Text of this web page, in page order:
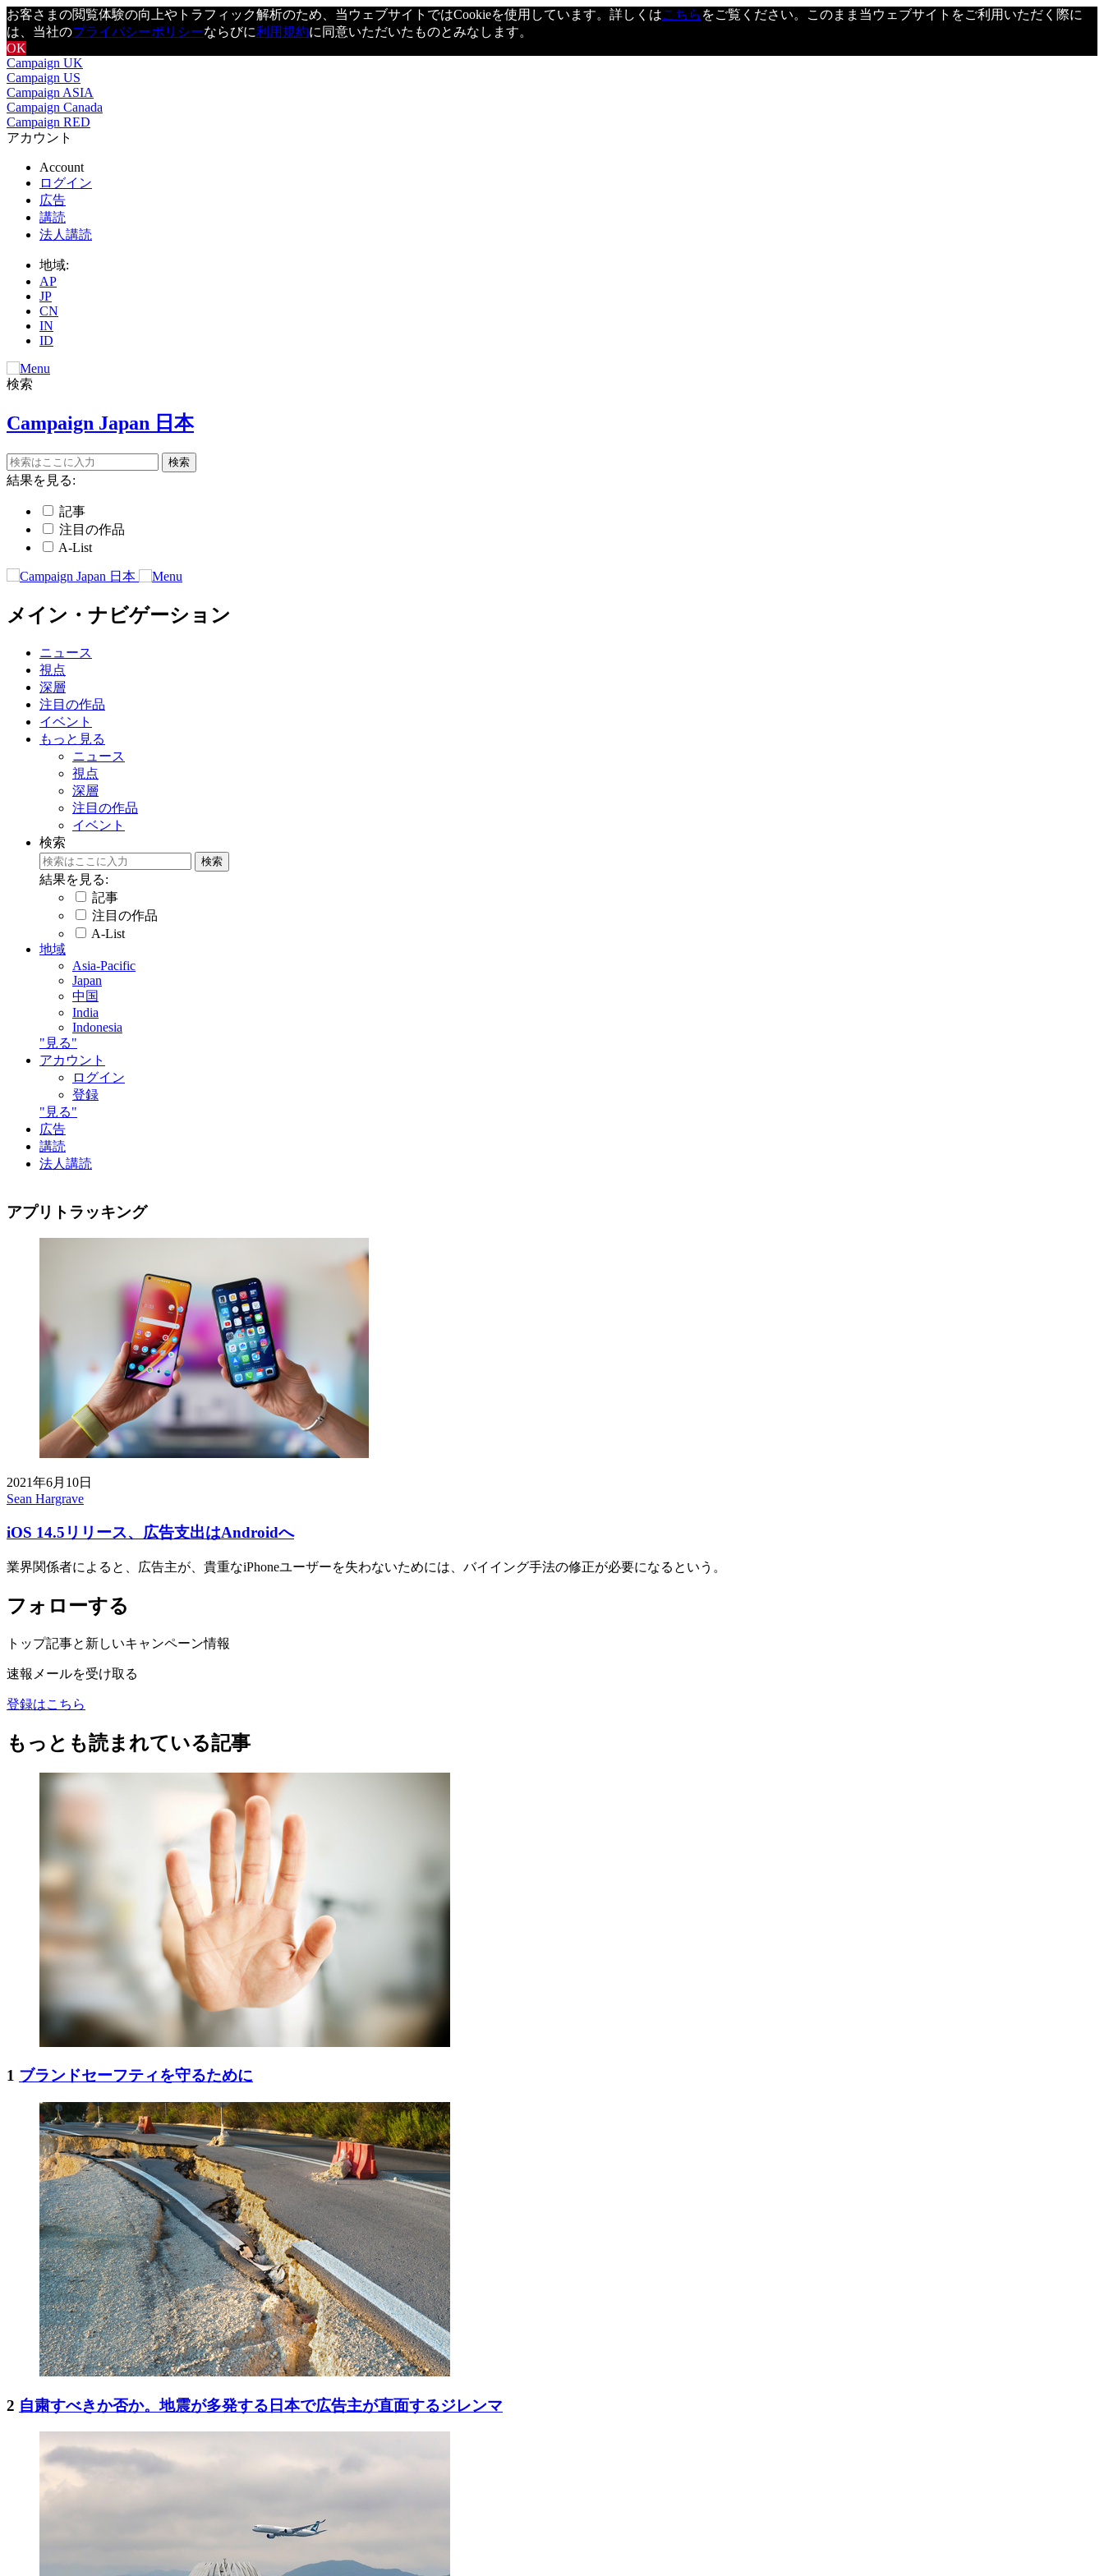
お客さまの閲覧体験の向上やトラフィック解析のため、当ウェブサイトではCookieを使用しています。詳しくはこちら をご覧ください。このまま当ウェブサイトをご利用いただく際に
は、当社のプライバシーポリシーならびに利用規約に同意いただいたものとみなします。
OK
Campaign UK
Campaign US
Campaign ASIA
Campaign Canada
Campaign RED
アカウント
Account
ログイン
広告
講読
法人講読
地域:
AP
JP
CN
IN
ID
検索
Campaign Japan 日本
結果を見る:
記事
注目の作品
A-List
メイン・ナビゲーション
ニュース
視点
深層
注目の作品
イベント
もっと見る
ニュース
視点
深層
注目の作品
イベント
検索
結果を見る:
記事
注目の作品
A-List
地域
Asia-Pacific
Japan
中国
India
Indonesia
"見る"
アカウント
ログイン
登録
"見る"
広告
講読
法人講読
アプリトラッキング
2021年6月10日
Sean Hargrave
iOS 14.5リリース、広告支出はAndroidへ
業界関係者によると、広告主が、貴重なiPhoneユーザーを失わないためには、バイイング手法の修正が必要になるという。
フォローする
トップ記事と新しいキャンペーン情報
速報メールを受け取る
登録はこちら
もっとも読まれている記事
1 ブランドセーフティを守るために
2 自粛すべきか否か。地震が多発する日本で広告主が直面するジレンマ